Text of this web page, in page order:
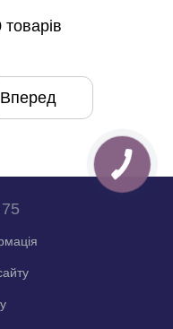
Вперед